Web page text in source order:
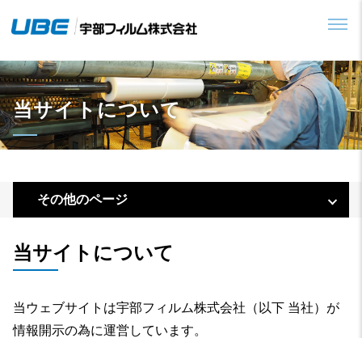
当サイトについて
その他のページ
当サイトについて
当ウェブサイトは宇部フィルム株式会社（以下 当社）が
情報開示の為に運営しています。